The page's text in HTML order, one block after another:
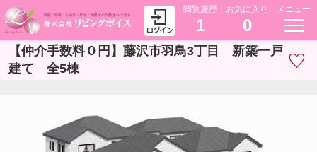
閲覧履歴
1
お気に入り
0
メニュー
【仲介手数料０円】藤沢市羽鳥3丁目 新築一戸
建て 全5棟